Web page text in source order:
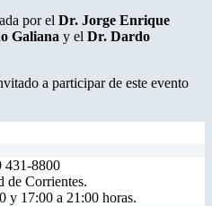
por el Dr. Jorge Enrique
Galiana y el Dr. Dardo
a participar de este evento
431-8800
de Corrientes.
y 17:00 a 21:00 horas.